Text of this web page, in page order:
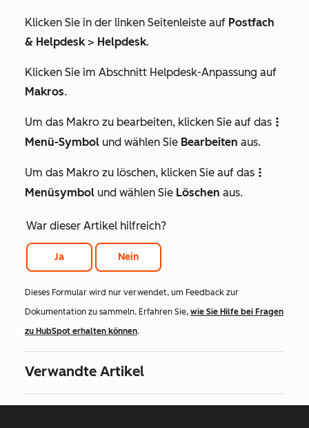
Klicken Sie in der linken Seitenleiste auf Postfach
& Helpdesk> Helpdesk.
Klicken Sie im Abschnitt Helpdesk-Anpassung auf
Makros.
Um das Makro zu bearbeiten, klicken Sie auf das verticalMenu
Menü-Symbol und wählen Sie Bearbeiten aus.
Um das Makro zu löschen, klicken Sie auf das verticalMenu
Menüsymbol und wählen Sie Löschen aus.
War dieser Artikel hilfreich?
Ja Nein
Dieses Formular wird nur verwendet, um Feedback zur
Dokumentation zu sammeln. Erfahren Sie, wie Sie Hilfe bei Fragen
zu HubSpot erhalten können.
Verwandte Artikel